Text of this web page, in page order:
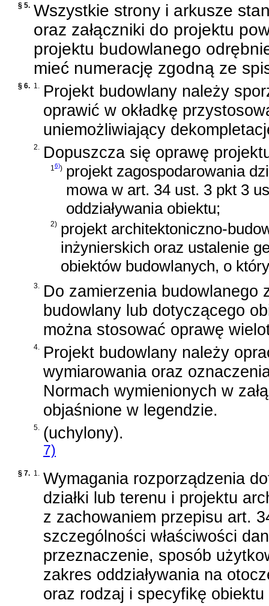
§ 5. Wszystkie strony i arkusze
oraz załączniki do projektu
projektu budowlanego
mieć numerację zgodną ze
§ 6. 1.
Projekt budowlany należy
oprawić w okładkę
uniemożliwiający
2. Dopuszcza się oprawę
1 6)) projekt zagospodarowania
mowa w art. 34 ust. 3 pkt 3
oddziaływania obiektu;
2) projekt architektoniczno-
inżynierskich oraz ustalenie
obiektów budowlanych, o
3.
Do zamierzenia budowlanego
budowlany lub dotyczącego
można stosować oprawę
4.
Projekt budowlany należy
wymiarowania oraz
Normach wymienionych w
objaśnione w legendzie.
5. (uchylony).
7)
§ 7. 1.
Wymagania rozporządzenia
działki lub terenu i projektu
z zachowaniem przepisu art.
szczególności właściwości
przeznaczenie, sposób
zakres oddziaływania na
oraz rodzaj i specyfikę